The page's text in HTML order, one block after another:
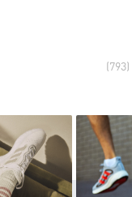
(793)